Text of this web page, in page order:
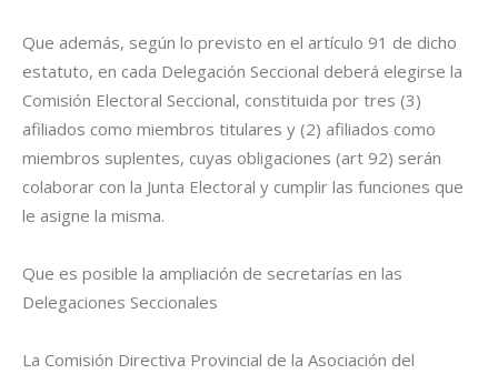
Que además, según lo previsto en el artículo 91 de dicho
estatuto, en cada Delegación Seccional deberá elegirse la
Comisión Electoral Seccional, constituida por tres (3)
afiliados como miembros titulares y (2) afiliados como
miembros suplentes, cuyas obligaciones (art 92) serán
colaborar con la Junta Electoral y cumplir las funciones que
le asigne la misma.
Que es posible la ampliación de secretarías en las
Delegaciones Seccionales
La Comisión Directiva Provincial de la Asociación del